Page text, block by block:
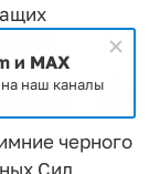
черного
Сил
и MAX
наш каналы